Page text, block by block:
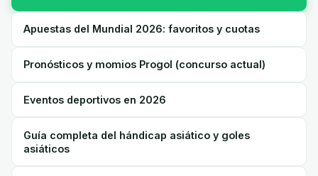
Apuestas del Mundial 2026: favoritos y cuotas
Pronósticos y momios Progol (concurso actual)
Eventos deportivos en 2026
Guía completa del hándicap asiático y goles
asiáticos